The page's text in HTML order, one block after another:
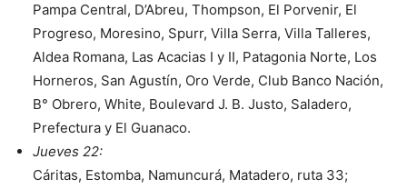
Pampa Central, D’Abreu, Thompson, El Porvenir, El
Progreso, Moresino, Spurr, Villa Serra, Villa Talleres,
Aldea Romana, Las Acacias I y II, Patagonia Norte, Los
Horneros, San Agustín, Oro Verde, Club Banco Nación,
B° Obrero, White, Boulevard J. B. Justo, Saladero,
Prefectura y El Guanaco.
Jueves 22:
Cáritas, Estomba, Namuncurá, Matadero, ruta 33;